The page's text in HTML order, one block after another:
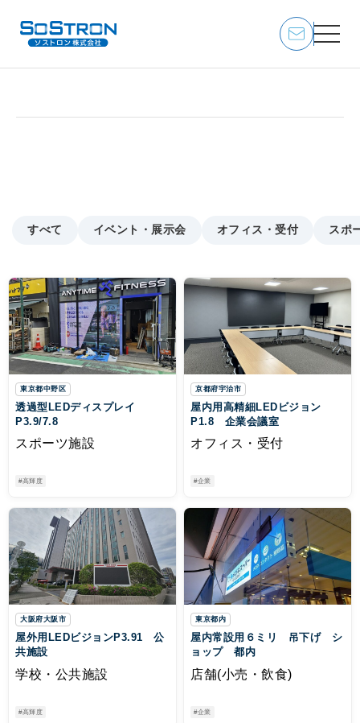
トップページ/施工実績/屋外イベント
すべて イベント・展示会 オフィス・受付 スポ
東京都中野区
透過型LEDディスプレイ
P3.9/7.8
スポーツ施設
#高輝度
京都府宇治市
屋内用高精細LEDビジョン
P1.8 企業会議室
オフィス・受付
#企業
大阪府大阪市
屋外用LEDビジョンP3.91 公
共施設
学校・公共施設
#高輝度
東京都内
屋内常設用６ミリ 吊下げ シ
ョップ 都内
店舗(小売・飲食)
#企業